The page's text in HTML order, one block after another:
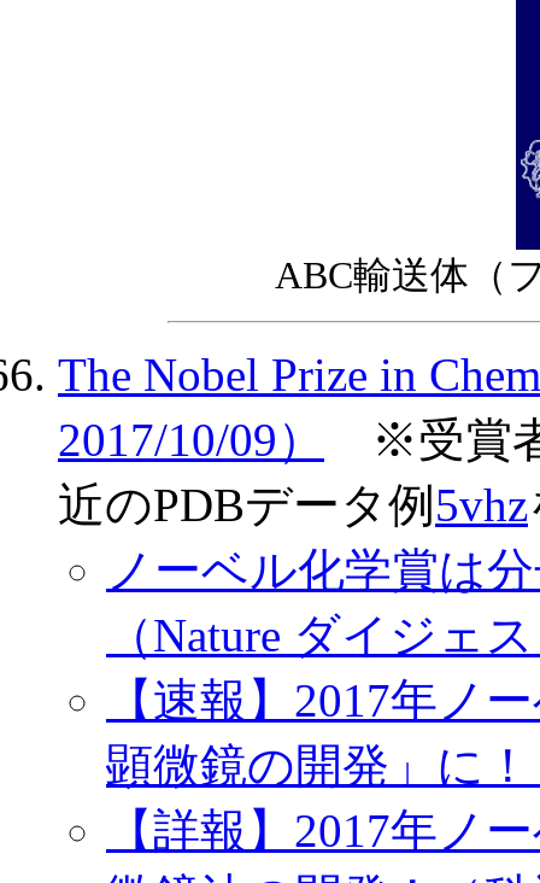
ABC輸送体（
The Nobel Prize in
2017/10/09）
※受賞者
近のPDBデータ例 5vhz
ノーベル化学賞は
（Nature ダイジェ
【速報】2017年ノ
顕微鏡の開発」に！
【詳報】2017年ノ